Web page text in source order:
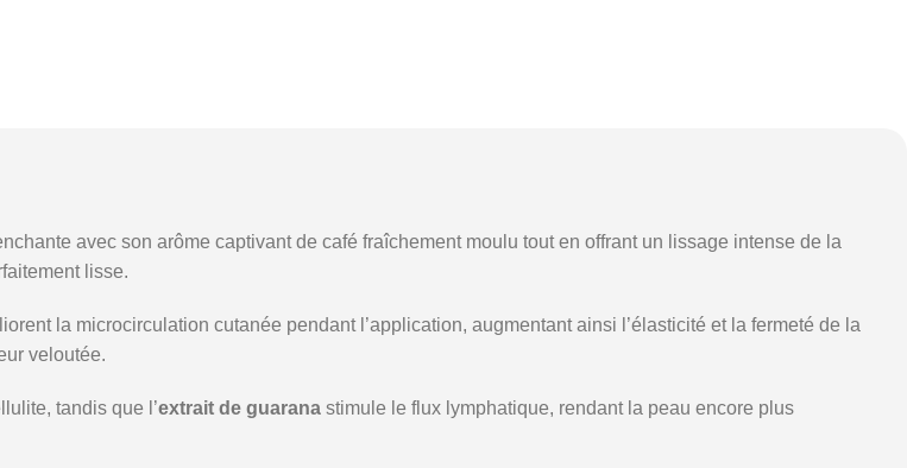
avec son arôme captivant de café fraîchement moulu tout en offrant un lissage intense de la
lisse.
la microcirculation cutanée pendant l’application, augmentant ainsi l’élasticité et la fermeté de la
veloutée.
tandis que l’extrait de guarana stimule le flux lymphatique, rendant la peau encore plus